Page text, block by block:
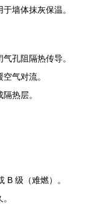
墙体抹灰保温。
孔阻隔热传导。
气对流。
热层。
B 级（难燃）。